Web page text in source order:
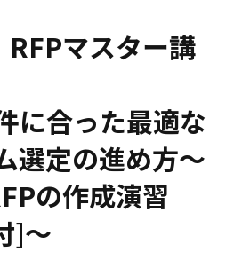
RFPマスター講
に合った最適な
選定の進め方～
の作成演習
]～